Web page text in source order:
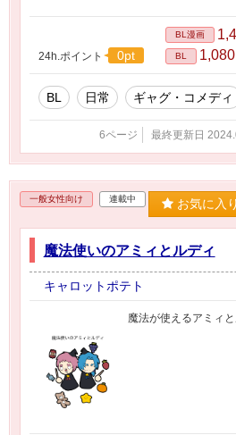
24h.ポイント 0pt
BL漫画
BL 1,080
BL 日常 ギャグ・コメディ
6ページ 最終更新日
一般女性向け 連載中 お気に入
魔法使いのアミィとルディ
キャロットポテト
魔法が使えるアミィ